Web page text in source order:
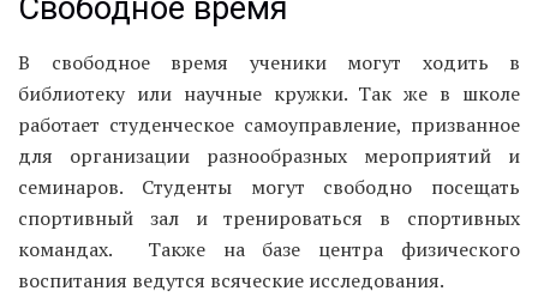
Свободное время
В свободное время ученики могут ходить в
библиотеку или научные кружки. Так же в школе
работает студенческое самоуправление, призванное
для организации разнообразных мероприятий и
семинаров. Студенты могут свободно посещать
спортивный зал и тренироваться в спортивных
командах. Также на базе центра физического
воспитания ведутся всяческие исследования.